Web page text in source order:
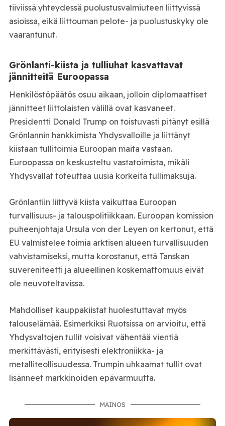
tiiviissä yhteydessä puolustusvalmiuteen liittyvissä
asioissa, eikä liittouman pelote- ja puolustuskyky ole
vaarantunut.
Grönlanti-kiista ja tulliuhat kasvattavat
jännitteitä Euroopassa
Henkilöstöpäätös osuu aikaan, jolloin diplomaattiset
jännitteet liittolaisten välillä ovat kasvaneet.
Presidentti Donald Trump on toistuvasti pitänyt esillä
Grönlannin hankkimista Yhdysvalloille ja liittänyt
kiistaan tullitoimia Euroopan maita vastaan.
Euroopassa on keskusteltu vastatoimista, mikäli
Yhdysvallat toteuttaa uusia korkeita tullimaksuja.
Grönlantiin liittyvä kiista vaikuttaa Euroopan
turvallisuus- ja talouspolitiikkaan. Euroopan komission
puheenjohtaja Ursula von der Leyen on kertonut, että
EU valmistelee toimia arktisen alueen turvallisuuden
vahvistamiseksi, mutta korostanut, että Tanskan
suvereniteetti ja alueellinen koskemattomuus eivät
ole neuvoteltavissa.
Mahdolliset kauppakiistat huolestuttavat myös
talouselämää. Esimerkiksi Ruotsissa on arvioitu, että
Yhdysvaltojen tullit voisivat vähentää vientiä
merkittävästi, erityisesti elektroniikka- ja
metalliteollisuudessa. Trumpin uhkaamat tullit ovat
lisänneet markkinoiden epävarmuutta.
MAINOS